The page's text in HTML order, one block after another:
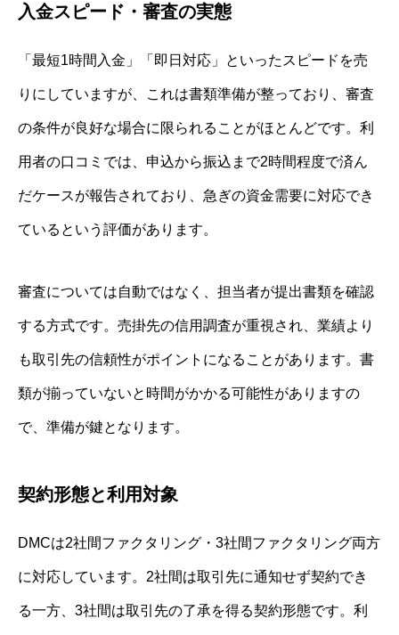
入金スピード・審査の実態
「最短1時間入金」「即日対応」といったスピードを売
りにしていますが、これは書類準備が整っており、審査
の条件が良好な場合に限られることがほとんどです。利
用者の口コミでは、申込から振込まで2時間程度で済ん
だケースが報告されており、急ぎの資金需要に対応でき
ているという評価があります。
審査については自動ではなく、担当者が提出書類を確認
する方式です。売掛先の信用調査が重視され、業績より
も取引先の信頼性がポイントになることがあります。書
類が揃っていないと時間がかかる可能性がありますの
で、準備が鍵となります。
契約形態と利用対象
DMCは2社間ファクタリング・3社間ファクタリング両方
に対応しています。2社間は取引先に通知せず契約でき
る一方、3社間は取引先の了承を得る契約形態です。利